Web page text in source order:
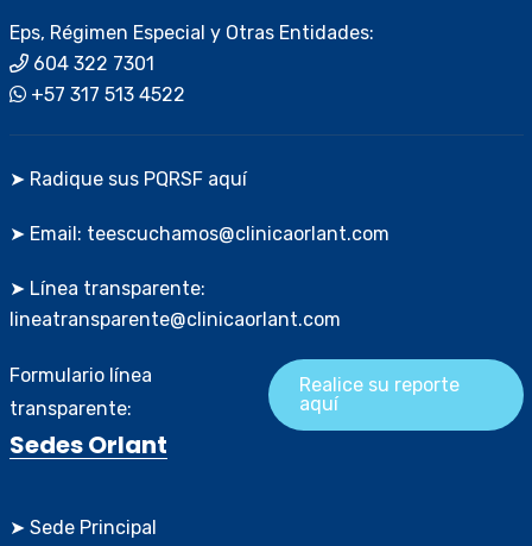
Eps, Régimen Especial y Otras Entidades:
604 322 7301
+57 317 513 4522
➤ Radique sus PQRSF aquí
➤ Email: teescuchamos@clinicaorlant.com
➤ Línea transparente:
lineatransparente@clinicaorlant.com
Formulario línea
transparente:
Realice su reporte
aquí
Sedes Orlant
➤ Sede Principal